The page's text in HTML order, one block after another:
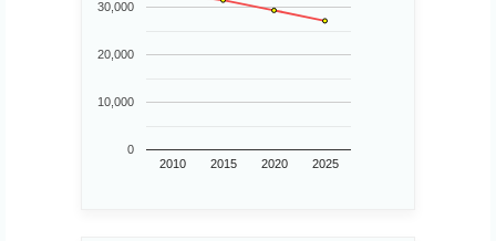
2010 2015 2020 2025
0
10,000
20,000
30,000